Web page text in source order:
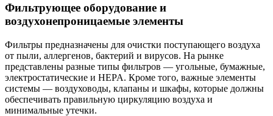
Фильтрующее оборудование и
воздухонепроницаемые элементы
Фильтры предназначены для очистки поступающего воздуха
от пыли, аллергенов, бактерий и вирусов. На рынке
представлены разные типы фильтров — угольные, бумажные,
электростатические и HEPA. Кроме того, важные элементы
системы — воздуховоды, клапаны и шкафы, которые должны
обеспечивать правильную циркуляцию воздуха и
минимальные утечки.